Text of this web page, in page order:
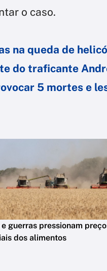
o caso.
na queda de
do traficante
5 mortes e
guerras pressionam
dos alimentos